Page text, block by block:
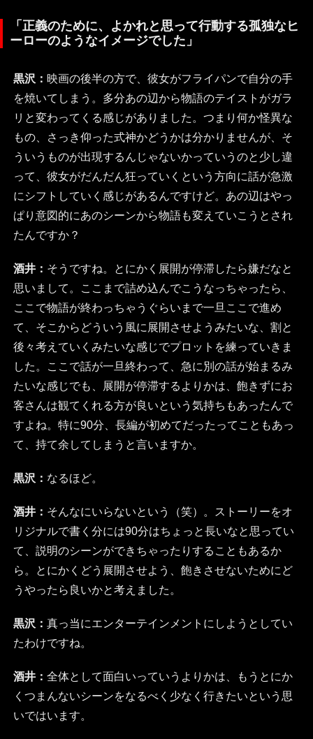
「正義のために、よかれと思って行動する孤独なヒ
ーローのようなイメージでした」
黒沢： 映画の後半の方で、彼女がフライパンで自分の手
を焼いてしまう。多分あの辺から物語のテイストがガラ
リと変わってくる感じがありました。つまり何か怪異な
もの、さっき仰った式神かどうかは分かりませんが、そ
ういうものが出現するんじゃないかっていうのと少し違
って、彼女がだんだん狂っていくという方向に話が急激
にシフトしていく感じがあるんですけど。あの辺はやっ
ぱり意図的にあのシーンから物語も変えていこうとされ
たんですか？
酒井： そうですね。とにかく展開が停滞したら嫌だなと
思いまして。ここまで詰め込んでこうなっちゃったら、
ここで物語が終わっちゃうぐらいまで一旦ここで進め
て、そこからどういう風に展開させようみたいな、割と
後々考えていくみたいな感じでプロットを練っていきま
した。ここで話が一旦終わって、急に別の話が始まるみ
たいな感じでも、展開が停滞するよりかは、飽きずにお
客さんは観てくれる方が良いという気持ちもあったんで
すよね。特に90分、長編が初めてだったってこともあっ
て、持て余してしまうと言いますか。
黒沢： なるほど。
酒井： そんなにいらないという（笑）。ストーリーをオ
リジナルで書く分には90分はちょっと長いなと思ってい
て、説明のシーンができちゃったりすることもあるか
ら。とにかくどう展開させよう、飽きさせないためにど
うやったら良いかと考えました。
黒沢： 真っ当にエンターテインメントにしようとしてい
たわけですね。
酒井： 全体として面白いっていうよりかは、もうとにか
くつまんないシーンをなるべく少なく行きたいという思
いではいます。